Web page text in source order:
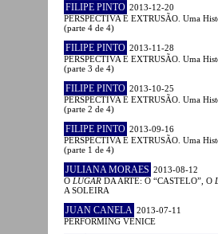
FILIPE PINTO 2013-12-20
PERSPECTIVA E EXTRUSÃO. Uma
(parte 4 de 4)
FILIPE PINTO 2013-11-28
PERSPECTIVA E EXTRUSÃO. Uma
(parte 3 de 4)
FILIPE PINTO 2013-10-25
PERSPECTIVA E EXTRUSÃO. Uma
(parte 2 de 4)
FILIPE PINTO 2013-09-16
PERSPECTIVA E EXTRUSÃO. Uma
(parte 1 de 4)
JULIANA MORAES 2013-08-12
O LUGAR DA ARTE: O “CASTELO”, O
A SOLEIRA
JUAN CANELA 2013-07-11
PERFORMING VENICE